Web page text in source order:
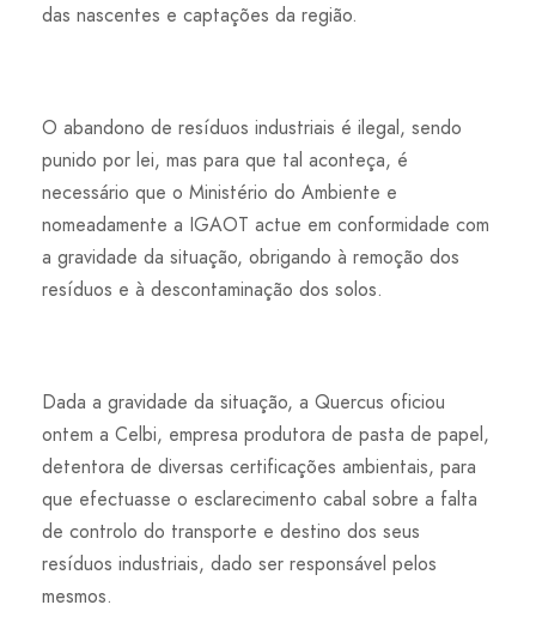
das nascentes e captações da região.
O abandono de resíduos industriais é ilegal, sendo
punido por lei, mas para que tal aconteça, é
necessário que o Ministério do Ambiente e
nomeadamente a IGAOT actue em conformidade com
a gravidade da situação, obrigando à remoção dos
resíduos e à descontaminação dos solos.
Dada a gravidade da situação, a Quercus oficiou
ontem a Celbi, empresa produtora de pasta de papel,
detentora de diversas certificações ambientais, para
que efectuasse o esclarecimento cabal sobre a falta
de controlo do transporte e destino dos seus
resíduos industriais, dado ser responsável pelos
mesmos.